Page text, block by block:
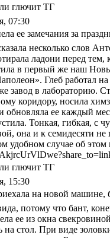
глючит ТГ
07:30
ее замечания за
несколько слов
ладони перед тем,
в первый же наш
Глеб работал на
завод в лабораторию.
коридору, носила
ее каждый
Тонкая, гибкая, с
она и к семидесяти не
удобном случае об этом
глючит ТГ
15:30
на новой машине,
потому что бант,
ее из окна
на стол. При виде